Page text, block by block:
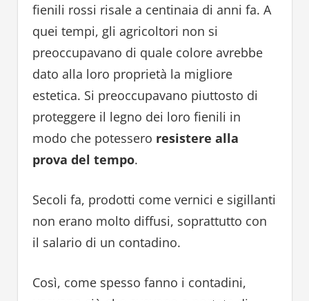
fienili rossi risale a centinaia di anni fa. A
quei tempi, gli agricoltori non si
preoccupavano di quale colore avrebbe
dato alla loro proprietà la migliore
estetica. Si preoccupavano piuttosto di
proteggere il legno dei loro fienili in
modo che potessero resistere alla
prova del tempo.
Secoli fa, prodotti come vernici e sigillanti
non erano molto diffusi, soprattutto con
il salario di un contadino.
Così, come spesso fanno i contadini,